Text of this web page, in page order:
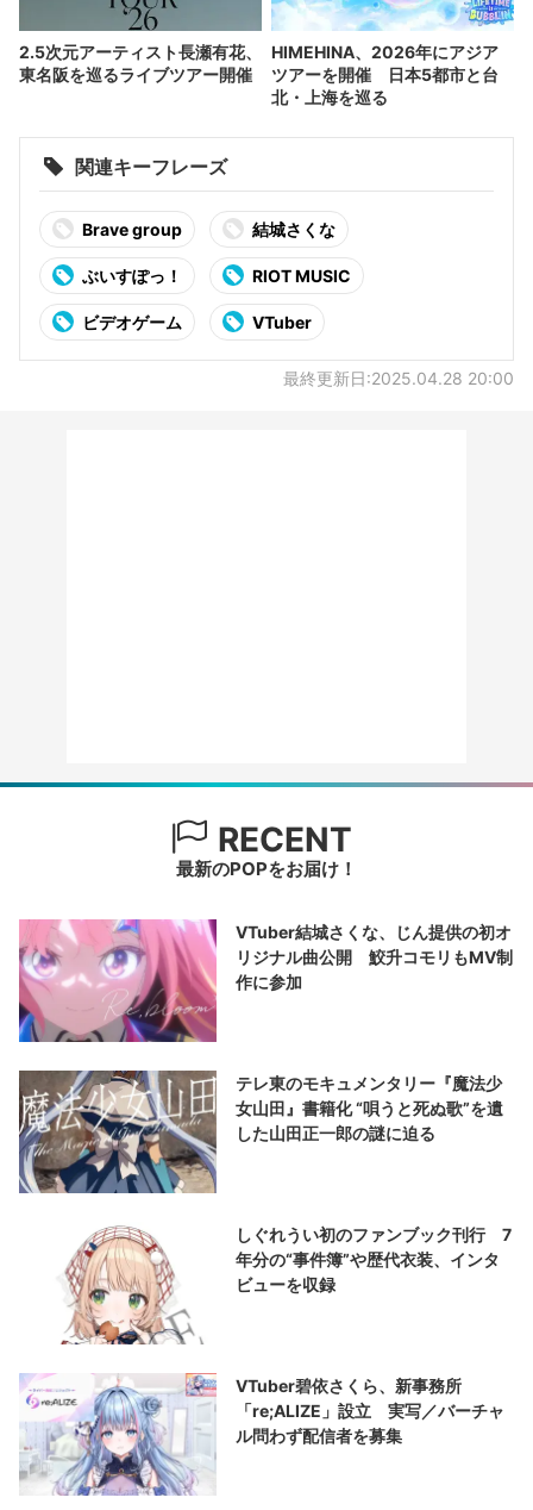
2.5次元アーティスト長瀬有花、
東名阪を巡るライブツアー開催
HIMEHINA、2026年にアジア
ツアーを開催 日本5都市と台
北・上海を巡る
関連キーフレーズ
Brave group 結城さくな
ぶいすぽっ！ RIOT MUSIC
ビデオゲーム VTuber
最終更新日:2025.04.28 20:00
RECENT
最新のPOPをお届け！
VTuber結城さくな、じん提供の初オ
リジナル曲公開 鮫升コモリもMV制
作に参加
テレ東のモキュメンタリー『魔法少
女山田』書籍化 “唄うと死ぬ歌”を遺
した山田正一郎の謎に迫る
しぐれうい初のファンブック刊行 7
年分の“事件簿”や歴代衣装、インタ
ビューを収録
VTuber碧依さくら、新事務所
「re;ALIZE」設立 実写／バーチャ
ル問わず配信者を募集